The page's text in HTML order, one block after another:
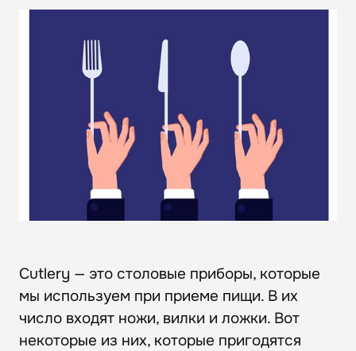
Cutlery — это столовые приборы, которые
мы используем при приеме пищи. В их
число входят ножи, вилки и ложки. Вот
некоторые из них, которые пригодятся